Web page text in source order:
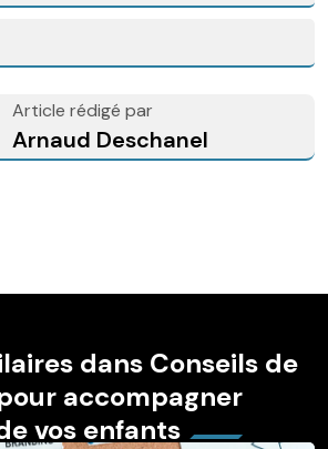
Article rédigé par
Arnaud Deschanel
dans Conseils de
accompagner
vos enfants